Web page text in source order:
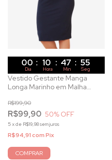
00 : 10 : 47 : 53
Dia Hora Min Seg
Vestido Gestante Manga
Longa Marinho em Malha
Ombro
R$99,90
R$199,90
50% OFF
5 xde R$19,98sem juros
R$94,91comPix
COMPRAR